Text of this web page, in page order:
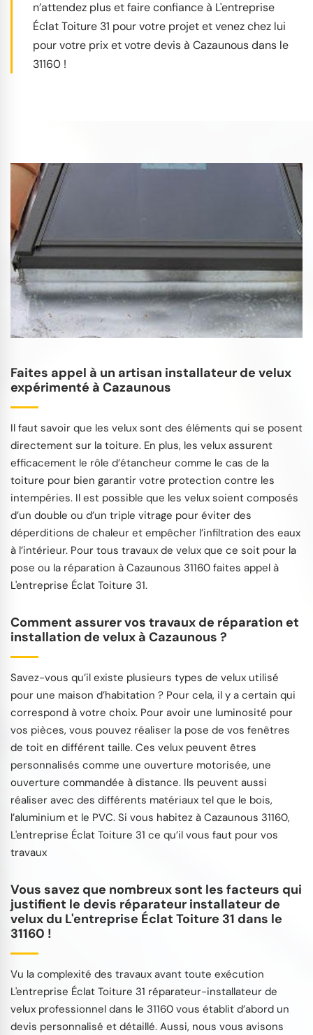
n’attendez plus et faire confiance à L'entreprise
Éclat Toiture 31 pour votre projet et venez chez lui
pour votre prix et votre devis à Cazaunous dans le
31160 !
Faites appel à un artisan installateur de velux
expérimenté à Cazaunous
Il faut savoir que les velux sont des éléments qui se posent
directement sur la toiture. En plus, les velux assurent
efficacement le rôle d’étancheur comme le cas de la
toiture pour bien garantir votre protection contre les
intempéries. Il est possible que les velux soient composés
d’un double ou d’un triple vitrage pour éviter des
déperditions de chaleur et empêcher l’infiltration des eaux
à l’intérieur. Pour tous travaux de velux que ce soit pour la
pose ou la réparation à Cazaunous 31160 faites appel à
L'entreprise Éclat Toiture 31.
Comment assurer vos travaux de réparation et
installation de velux à Cazaunous ?
Savez-vous qu’il existe plusieurs types de velux utilisé
pour une maison d’habitation ? Pour cela, il y a certain qui
correspond à votre choix. Pour avoir une luminosité pour
vos pièces, vous pouvez réaliser la pose de vos fenêtres
de toit en différent taille. Ces velux peuvent êtres
personnalisés comme une ouverture motorisée, une
ouverture commandée à distance. Ils peuvent aussi
réaliser avec des différents matériaux tel que le bois,
l’aluminium et le PVC. Si vous habitez à Cazaunous 31160,
L'entreprise Éclat Toiture 31 ce qu’il vous faut pour vos
travaux
Vous savez que nombreux sont les facteurs qui
justifient le devis réparateur installateur de
velux du L'entreprise Éclat Toiture 31 dans le
31160 !
Vu la complexité des travaux avant toute exécution
L'entreprise Éclat Toiture 31 réparateur-installateur de
velux professionnel dans le 31160 vous établit d’abord un
devis personnalisé et détaillé. Aussi, nous vous avisons